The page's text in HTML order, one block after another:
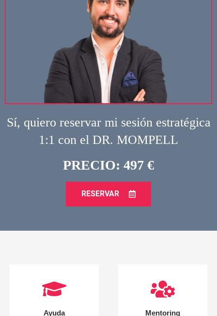
Sí, quiero reservar mi sesión estratégica
1:1 con el DR. MOMPELL
PRECIO: 497 €
RESERVAR
Ayuda Mentoring